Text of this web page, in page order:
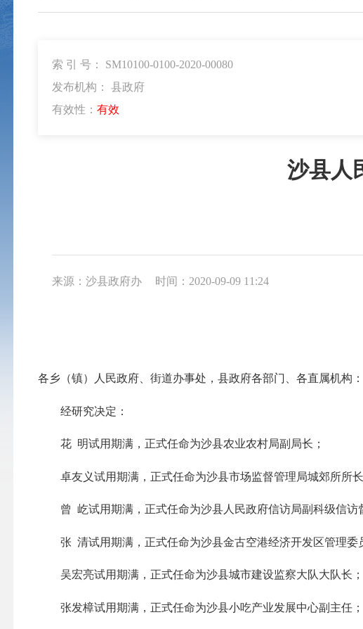
索 引 号： SM10100-0100-2020-00080
发布机构： 县政府
有效性： 有效
沙县人
来源：沙县政府办 时间：2020-09-09 11:24
各乡（镇）人民政府、街道办事处，县政府各部门、各直属机构：
经研究决定：
花 明试用期满，正式任命为沙县农业农村局副局长；
卓友义试用期满，正式任命为沙县市场监督管理局城郊所所长
曾 屹试用期满，正式任命为沙县人民政府信访局副科级信访
张 清试用期满，正式任命为沙县金古空港经济开发区管理委
吴宏亮试用期满，正式任命为沙县城市建设监察大队大队长；
张发樟试用期满，正式任命为沙县小吃产业发展中心副主任；